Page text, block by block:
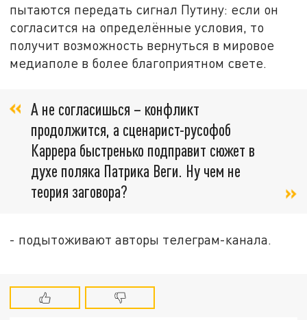
пытаются передать сигнал Путину: если он
согласится на определённые условия, то
получит возможность вернуться в мировое
медиаполе в более благоприятном свете.
А не согласишься – конфликт
продолжится, а сценарист-русофоб
Каррера быстренько подправит сюжет в
духе поляка Патрика Веги. Ну чем не
теория заговора?
- подытоживают авторы телеграм-канала.